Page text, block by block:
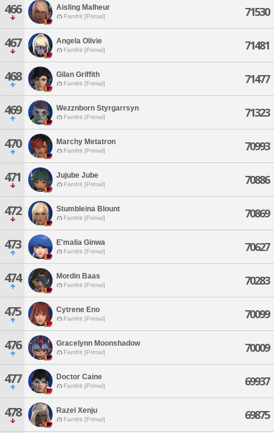
466 Aisling Malheur
Famfrit [Primal] 71530
467 Angela Olivie
Famfrit [Primal] 71481
468 Gilan Griffith
Famfrit [Primal] 71477
469 Wezznborn Styrgarrsyn
Famfrit [Primal] 71323
470 Marchy Metatron
Famfrit [Primal] 70993
471 Jujube Jube
Famfrit [Primal] 70886
472 Stumbleina Blount
Famfrit [Primal] 70869
473 E'malia Ginwa
Famfrit [Primal] 70627
474 Mordin Baas
Famfrit [Primal] 70283
475 Cytrene Eno
Famfrit [Primal] 70099
476 Gracelynn Moonshadow
Famfrit [Primal] 70009
477 Doctor Caine
Famfrit [Primal] 69937
478 Razel Xenju
Famfrit [Primal] 69875